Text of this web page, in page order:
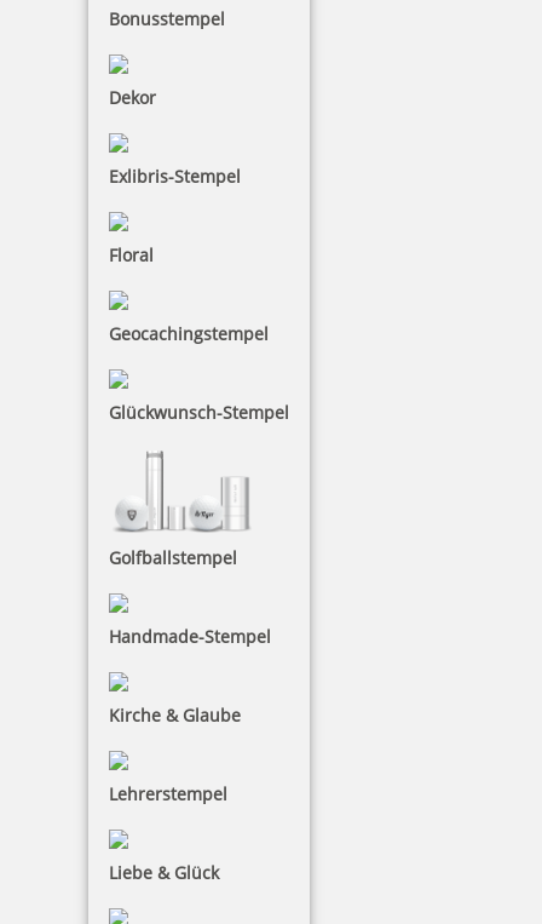
Bonusstempel
Dekor
Exlibris-Stempel
Floral
Geocachingstempel
Glückwunsch-Stempel
Golfballstempel
Handmade-Stempel
Kirche & Glaube
Lehrerstempel
Liebe & Glück